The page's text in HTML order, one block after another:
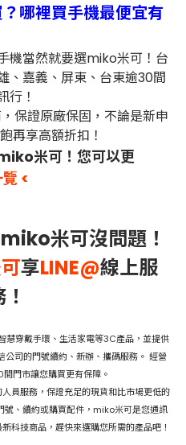
哪裡買手機最便宜有
機當然就要選miko米可！台
、嘉義、屏東、台東逾30間
行！
保證原廠保固，不論是新申
再享高額折扣！
米可！您可以更
<
米可沒問題！
享LINE@線上服
慧穿戴手環、生活家電等3C產品，並提供
司的門號續約、新辦、攜碼服務。 經營
門市讓您購買更有保障。
員服務，保證充足的現貨和比市場更低的
號、續約或購買配件，miko米可是您通訊
科技商品，趕快來選購您所需的產品吧！